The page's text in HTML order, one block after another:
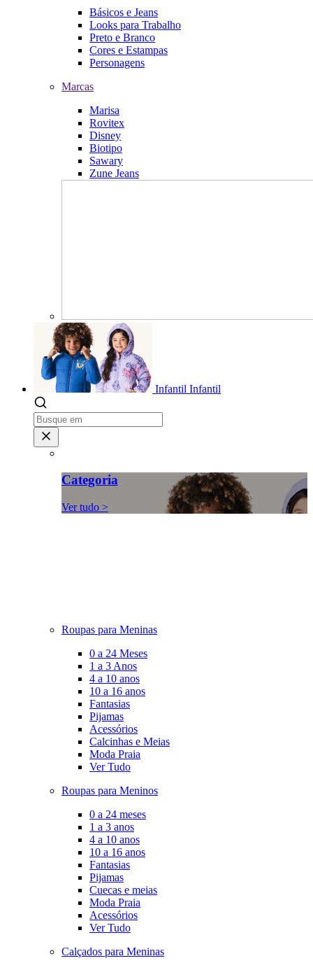
Básicos e Jeans
Looks para Trabalho
Preto e Branco
Cores e Estampas
Personagens
Marcas
Marisa
Rovitex
Disney
Biotipo
Sawary
Zune Jeans
Infantil Infantil
Categoria
Ver tudo >
Roupas para Meninas
0 a 24 Meses
1 a 3 Anos
4 a 10 anos
10 a 16 anos
Fantasias
Pijamas
Acessórios
Calcinhas e Meias
Moda Praia
Ver Tudo
Roupas para Meninos
0 a 24 meses
1 a 3 anos
4 a 10 anos
10 a 16 anos
Fantasias
Pijamas
Cuecas e meias
Moda Praia
Acessórios
Ver Tudo
Calçados para Meninas